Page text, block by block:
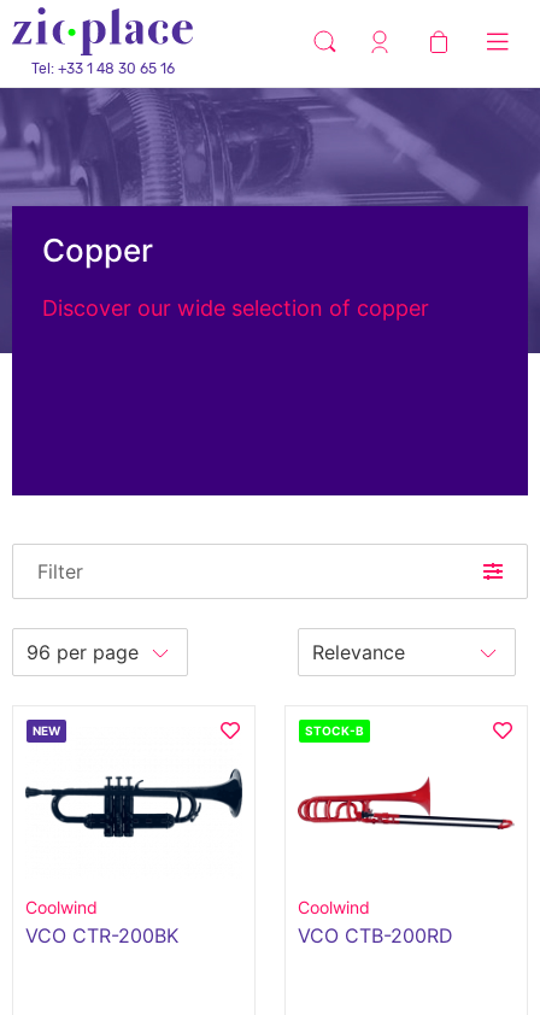
Tel: +33 1 48 30 65 16
Copper
Discover our wide selection of copper
Filter
NEW
Coolwind
VCO CTR-200BK
STOCK-B
Coolwind
VCO CTB-200RD